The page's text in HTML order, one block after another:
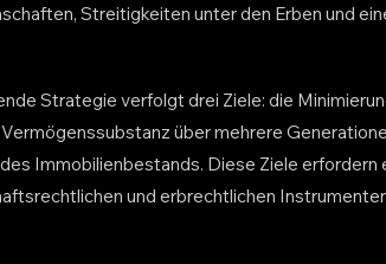
Streitigkeiten unter den Erben und
Strategie verfolgt drei Ziele: die
über mehrere
Immobilienbestands. Diese Ziele erfordern
und erbrechtlichen